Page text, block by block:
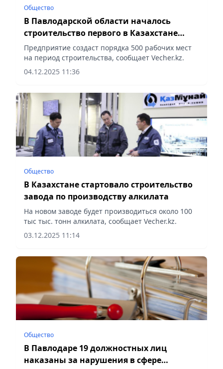
Общество
В Павлодарской области началось
строительство первого в Казахстане
завода нового поколения
Предприятие создаст порядка 500 рабочих мест
на период строительства, сообщает Vecher.kz.
04.12.2025 11:36
Общество
В Казахстане стартовало строительство
завода по производству алкилата
На новом заводе будет производиться около 100
тыс тыс. тонн алкилата, сообщает Vecher.kz.
03.12.2025 11:14
Общество
В Павлодаре 19 должностных лиц
наказаны за нарушения в сфере